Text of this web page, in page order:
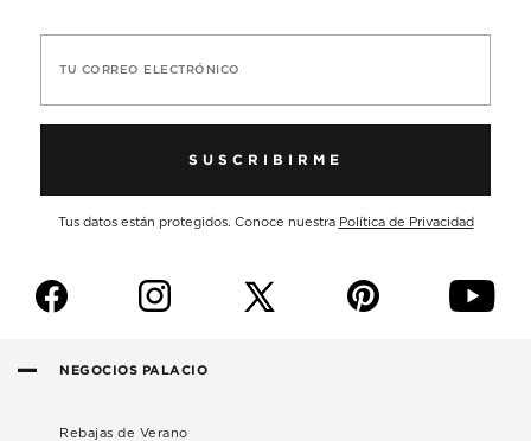
TU CORREO ELECTRÓNICO
SUSCRIBIRME
Tus datos están protegidos. Conoce nuestra Política de Privacidad
f i p y
NEGOCIOS PALACIO
Rebajas de Verano